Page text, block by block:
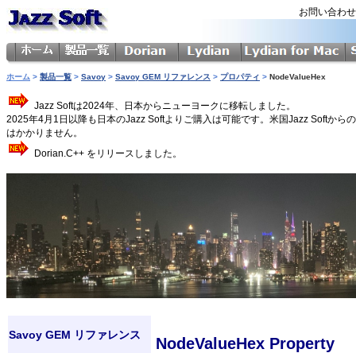
お問い合わ
ホーム > 製品一覧 > Savoy > Savoy GEM リファレンス > プロパティ > NodeValueHex
Jazz Softは2024年、日本からニューヨークに移転しました。
2025年4月1日以降も日本のJazz Softよりご購入は可能です。米国Jazz Softから
はかかりません。
Dorian.C++ をリリースしました。
Savoy GEM リファレンス NodeValueHex Property